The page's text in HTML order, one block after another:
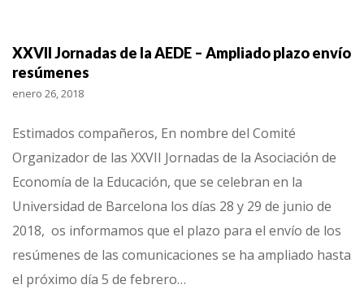
XXVII Jornadas de la AEDE – Ampliado plazo envío
resúmenes
enero 26, 2018
Estimados compañeros, En nombre del Comité
Organizador de las XXVII Jornadas de la Asociación de
Economía de la Educación, que se celebran en la
Universidad de Barcelona los días 28 y 29 de junio de
2018, os informamos que el plazo para el envío de los
resúmenes de las comunicaciones se ha ampliado hasta
el próximo día 5 de febrero…